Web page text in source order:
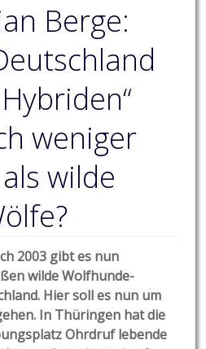
Berge:
weniger
wilde
2003 gibt es nun
wilde Wolfhunde-
Hier soll es nun um
In Thüringen hat die
Ohrdruf lebende